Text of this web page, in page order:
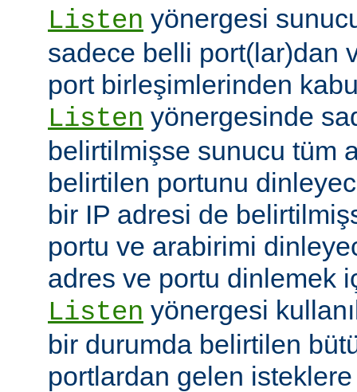
Listen yönergesi
sadece belli port(lar)dan
port birleşimlerinden
Listen yönergesinde
belirtilmişse sunucu tüm
belirtilen portunu
bir IP adresi de
portu ve arabirimi
adres ve portu dinlemek
Listen yönergesi
bir durumda belirtilen
portlardan gelen isteklere